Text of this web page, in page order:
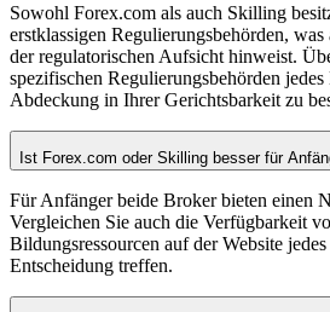
Sowohl Forex.com als auch Skilling
erstklassigen Regulierungsbehörden,
der regulatorischen Aufsicht hinweist.
spezifischen Regulierungsbehörden
Abdeckung in Ihrer Gerichtsbarkeit zu
Ist Forex.com oder Skilling besser für
Für Anfänger beide Broker bieten einen
Vergleichen Sie auch die Verfügbarkeit
Bildungsressourcen auf der Website
Entscheidung treffen.